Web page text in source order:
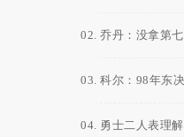
乔丹：没拿第
阵容的决定
科尔：98年东
乔丹说不
勇士二人表理